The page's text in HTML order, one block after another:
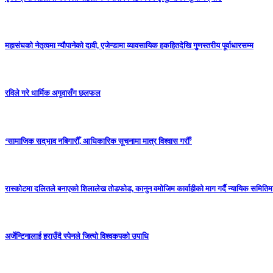
महासंघको नेतृत्वमा न्यौपानेको दावी, एजेन्डामा व्यावसायिक हकहितदेखि गुणस्तरीय पूर्वाधारसम्म
रविले गरे धार्मिक अगुवासँग छलफल
‘सामाजिक सद्‌भाव नबिगारौँ, आधिकारिक सूचनामा मात्र विश्वास गरौँ’
रास्कोटमा दलितले बनाएको शिलालेख तोडफोड, कानुन वमोजिम कार्वाहीको माग गर्दै न्यायिक
अर्जेन्टिनालाई हराउँदै स्पेनले जित्यो विश्वकपको उपाधि